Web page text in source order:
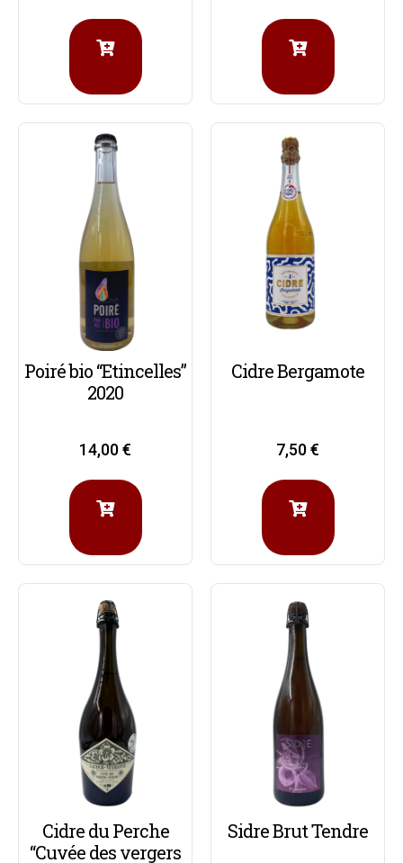
Poiré bio “Etincelles”
2020
14,00€
Cidre Bergamote
7,50€
Cidre du Perche
“Cuvée des vergers
Sidre Brut Tendre